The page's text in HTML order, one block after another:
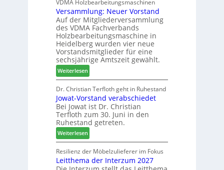
i
m
e
n
t
s
F
ü
h
r
u
n
g
n
H
f
o
r
d
e
r
t
N
a
c
h
b
e
s
s
e
r
VDMA Holzbearbeitungsmaschinen
Versammlung: Neuer Vorstand
Auf der Mitgliederversammlung
des VDMA Fachverbands
Holzbearbeitungsmaschine in
Heidelberg wurden vier neue
Vorstandsmitglieder für eine
sechsjährige Amtszeit gewählt.
Weiterlesen:
V
e
r
s
a
m
m
l
u
n
Dr. Christian Terfloth geht in Ruhestand
Jowat-Vorstand verabschiedet
Bei Jowat ist Dr. Christian
Terfloth zum 30. Juni in den
Ruhestand getreten.
Weiterlesen:
J
o
w
a
Resilienz der Möbelzulieferer im Fokus
Leitthema der Interzum 2027